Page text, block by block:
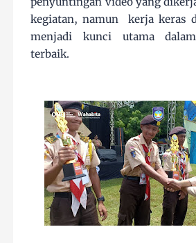
kegiatan, namun
kerja keras
menjadi kunci utama
terbaik.